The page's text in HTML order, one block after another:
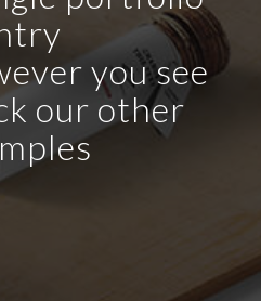
you see
our other